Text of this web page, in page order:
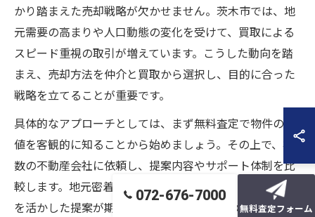
かり踏まえた売却戦略が欠かせません。茨木市では、地
元需要の高まりや人口動態の変化を受けて、買取による
スピード重視の取引が増えています。こうした動向を踏
まえ、売却方法を仲介と買取から選択し、目的に合った
戦略を立てることが重要です。
具体的なアプローチとしては、まず無料査定で物件の価
値を客観的に知ることから始めましょう。その上で、複
数の不動産会社に依頼し、提案内容やサポート体制を比
較します。地元密着型の会社は、茨木市ならではの強み
を活かした提案が期待できるため、選定時の大きなポイ
072-676-7000
無料査定フォーム